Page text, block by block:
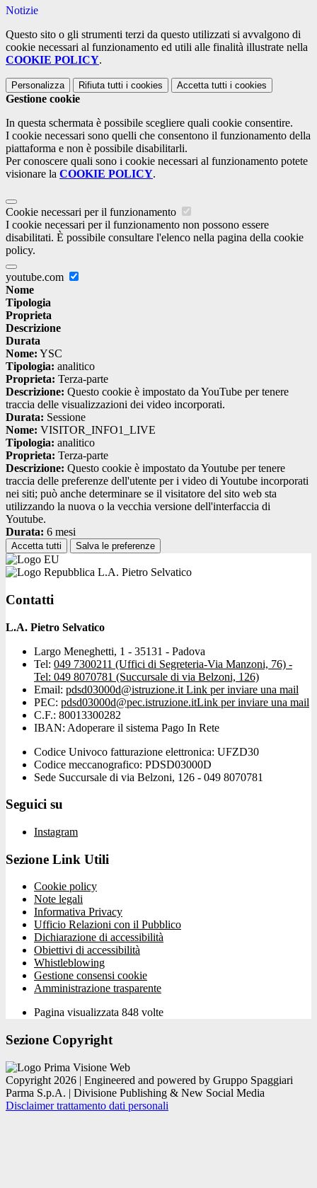
Notizie
Questo sito o gli strumenti terzi da questo utilizzati si avvalgono di
cookie necessari al funzionamento ed utili alle finalità illustrate nella
COOKIE POLICY.
Personalizza Rifiuta tutti i cookies Accetta tutti i cookies
Gestione cookie
In questa schermata è possibile scegliere quali cookie consentire.
I cookie necessari sono quelli che consentono il funzionamento della
piattaforma e non è possibile disabilitarli.
Per conoscere quali sono i cookie necessari al funzionamento potete
visionare la COOKIE POLICY.
Cookie necessari per il funzionamento
I cookie necessari per il funzionamento non possono essere
disabilitati. È possibile consultare l'elenco nella pagina della cookie
policy.
youtube.com
Nome
Tipologia
Proprieta
Descrizione
Durata
Nome: YSC
Tipologia: analitico
Proprieta: Terza-parte
Descrizione: Questo cookie è impostato da YouTube per tenere
traccia delle visualizzazioni dei video incorporati.
Durata: Sessione
Nome: VISITOR_INFO1_LIVE
Tipologia: analitico
Proprieta: Terza-parte
Descrizione: Questo cookie è impostato da Youtube per tenere
traccia delle preferenze dell'utente per i video di Youtube incorporati
nei siti; può anche determinare se il visitatore del sito web sta
utilizzando la nuova o la vecchia versione dell'interfaccia di
Youtube.
Durata: 6 mesi
Accetta tutti Salva le preferenze
L.A. Pietro Selvatico
Contatti
L.A. Pietro Selvatico
Largo Meneghetti, 1 - 35131 - Padova
Tel: 049 7300211 (Uffici di Segreteria-Via Manzoni, 76) -
Tel: 049 8070781 (Succursale di via Belzoni, 126)
Email: pdsd03000d@istruzione.it Link per inviare una mail
PEC: pdsd03000d@pec.istruzione.itLink per inviare una mail
C.F.: 80013300282
IBAN: Adoperare il sistema Pago In Rete
Codice Univoco fatturazione elettronica: UFZD30
Codice meccanografico: PDSD03000D
Sede Succursale di via Belzoni, 126 - 049 8070781
Seguici su
Instagram
Sezione Link Utili
Cookie policy
Note legali
Informativa Privacy
Ufficio Relazioni con il Pubblico
Dichiarazione di accessibilità
Obiettivi di accessibilità
Whistleblowing
Gestione consensi cookie
Amministrazione trasparente
Pagina visualizzata 848 volte
Sezione Copyright
Copyright 2026 | Engineered and powered by Gruppo Spaggiari
Parma S.p.A. | Divisione Publishing & New Social Media
Disclaimer trattamento dati personali